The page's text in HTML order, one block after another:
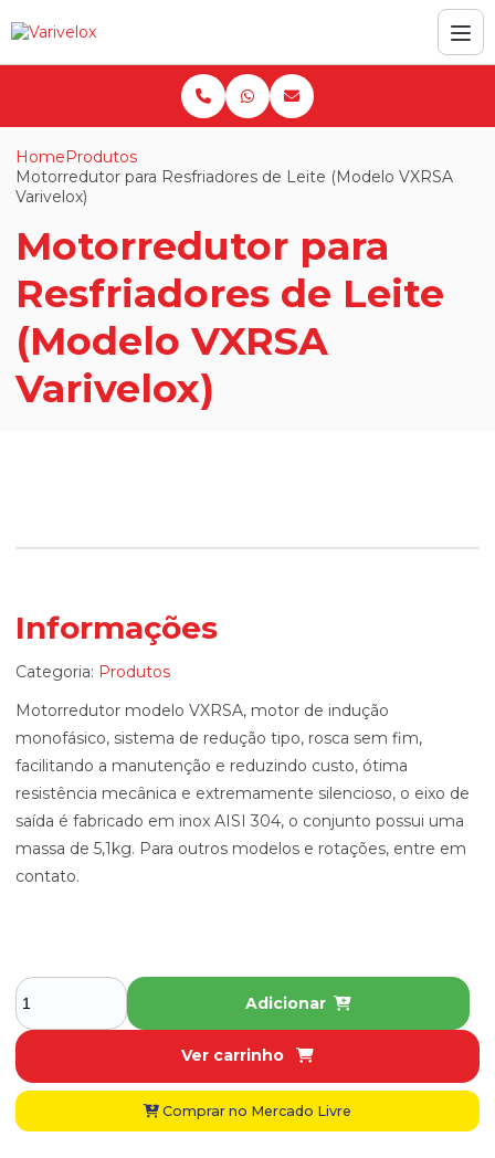
HomeProdutos
Motorredutor para Resfriadores de Leite (Modelo VXRSA
Varivelox)
Motorredutor para
Resfriadores de Leite
(Modelo VXRSA
Varivelox)
Informações
Categoria: Produtos
Motorredutor modelo VXRSA, motor de indução
monofásico, sistema de redução tipo, rosca sem fim,
facilitando a manutenção e reduzindo custo, ótima
resistência mecânica e extremamente silencioso, o eixo de
saída é fabricado em inox AISI 304, o conjunto possui uma
massa de 5,1kg. Para outros modelos e rotações, entre em
contato.
Adicionar
Ver carrinho
Comprar no Mercado Livre